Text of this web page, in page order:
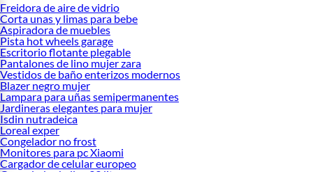
Freidora de aire de vidrio
Corta unas y limas para bebe
Aspiradora de muebles
Pista hot wheels garage
Escritorio flotante plegable
Pantalones de lino mujer zara
Vestidos de baño enterizos modernos
Blazer negro mujer
Lampara para uñas semipermanentes
Jardineras elegantes para mujer
Isdin nutradeica
Loreal exper
Congelador no frost
Monitores para pc Xiaomi
Cargador de celular europeo